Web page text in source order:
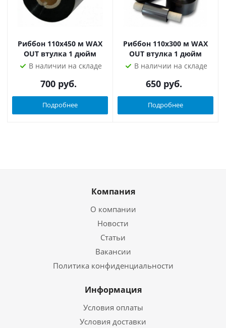
Риббон 110х450 м WAX
OUT втулка 1 дюйм
В наличии на складе
700руб.
Подробнее
Риббон 110х300 м WAX
OUT втулка 1 дюйм
В наличии на складе
650руб.
Подробнее
Компания
О компании
Новости
Статьи
Вакансии
Политика конфиденциальности
Информация
Условия оплаты
Условия доставки